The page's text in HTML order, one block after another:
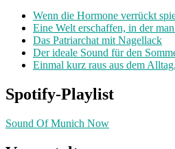
Wenn die Hormone verrückt
Eine Welt erschaffen, in der
Das Patriarchat mit Nagellack
Der ideale Sound für den
Einmal kurz raus aus dem
Spotify-Playlist
Sound Of Munich Now